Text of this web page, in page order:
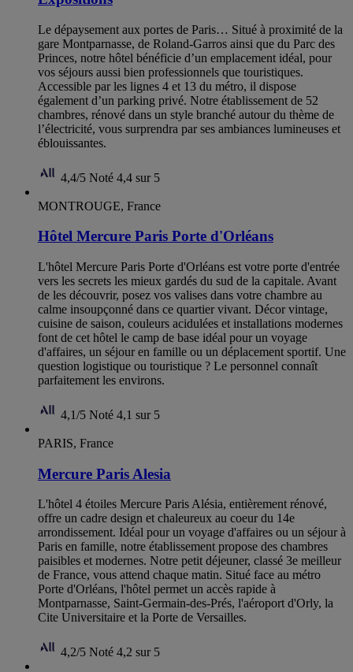
Le dépaysement aux portes de Paris… Situé à proximité de la
gare Montparnasse, de Roland-Garros ainsi que du Parc des
Princes, notre hôtel bénéficie d’un emplacement idéal, pour
vos séjours aussi bien professionnels que touristiques.
Accessible par les lignes 4 et 13 du métro, il dispose
également d’un parking privé. Notre établissement de 52
chambres, rénové dans un style branché autour du thème de
l’électricité, vous surprendra par ses ambiances lumineuses et
éblouissantes.
4,4/5 Noté 4,4 sur 5
MONTROUGE, France
Hôtel Mercure Paris Porte d'Orléans
L'hôtel Mercure Paris Porte d'Orléans est votre porte d'entrée
vers les secrets les mieux gardés du sud de la capitale. Avant
de les découvrir, posez vos valises dans votre chambre au
calme insoupçonné dans ce quartier vivant. Décor vintage,
cuisine de saison, couleurs acidulées et installations modernes
font de cet hôtel le camp de base idéal pour un voyage
d'affaires, un séjour en famille ou un déplacement sportif. Une
question logistique ou touristique ? Le personnel connaît
parfaitement les environs.
4,1/5 Noté 4,1 sur 5
PARIS, France
Mercure Paris Alesia
L'hôtel 4 étoiles Mercure Paris Alésia, entièrement rénové,
offre un cadre design et chaleureux au coeur du 14e
arrondissement. Idéal pour un voyage d'affaires ou un séjour à
Paris en famille, notre établissement propose des chambres
paisibles et modernes. Notre petit déjeuner, classé 3e meilleur
de France, vous attend chaque matin. Situé face au métro
Porte d'Orléans, l'hôtel permet un accès rapide à
Montparnasse, Saint-Germain-des-Prés, l'aéroport d'Orly, la
Cite Universitaire et la Porte de Versailles.
4,2/5 Noté 4,2 sur 5